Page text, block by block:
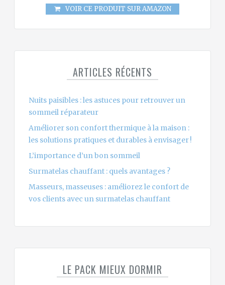
VOIR CE PRODUIT SUR AMAZON
ARTICLES RÉCENTS
Nuits paisibles : les astuces pour retrouver un
sommeil réparateur
Améliorer son confort thermique à la maison :
les solutions pratiques et durables à envisager !
L’importance d’un bon sommeil
Surmatelas chauffant : quels avantages ?
Masseurs, masseuses : améliorez le confort de
vos clients avec un surmatelas chauffant
LE PACK MIEUX DORMIR